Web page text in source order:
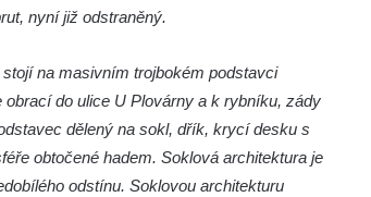
nyní již odstraněný.
na masivním trojbokém podstavci
do ulice U Plovárny a k rybníku, zády
dělený na sokl, dřík, krycí desku s
obtočené hadem. Soklová architektura je
odstínu. Soklovou architekturu